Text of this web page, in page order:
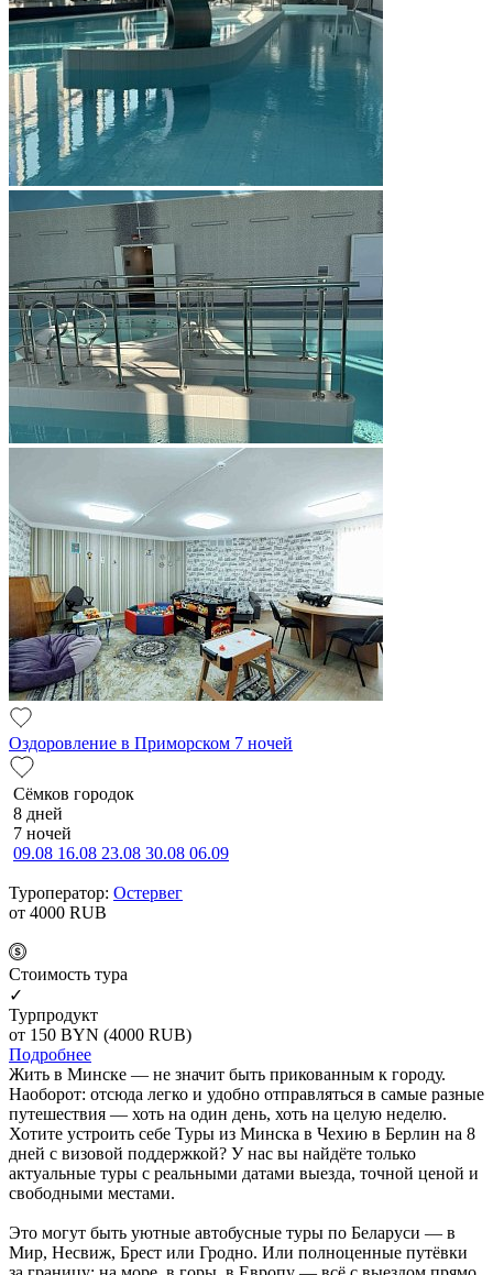
Оздоровление в Приморском 7 ночей
Сёмков городок
8 дней
7 ночей
09.08 16.08 23.08 30.08 06.09
Туроператор: Остервег
от 4000 RUB
Cтоимость тура
✓
Турпродукт
от 150 BYN (4000 RUB)
Подробнее
Жить в Минске — не значит быть прикованным к городу.
Наоборот: отсюда легко и удобно отправляться в самые разные
путешествия — хоть на один день, хоть на целую неделю.
Хотите устроить себе Туры из Минска в Чехию в Берлин на 8
дней с визовой поддержкой? У нас вы найдёте только
актуальные туры с реальными датами выезда, точной ценой и
свободными местами.
Это могут быть уютные автобусные туры по Беларуси — в
Мир, Несвиж, Брест или Гродно. Или полноценные путёвки